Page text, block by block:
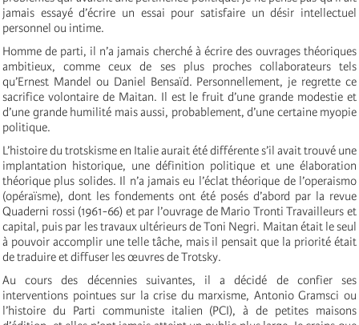
jamais essayé d’écrire un essai pour satisfaire un désir intellectuel
personnel ou intime.
Homme de parti, il n’a jamais cherché à écrire des ouvrages théoriques
ambitieux, comme ceux de ses plus proches collaborateurs tels
qu’Ernest Mandel ou Daniel Bensaïd. Personnellement, je regrette ce
sacrifice volontaire de Maitan. Il est le fruit d’une grande modestie et
d’une grande humilité mais aussi, probablement, d’une certaine myopie
politique.
L’histoire du trotskisme en Italie aurait été différente s’il avait trouvé une
implantation historique, une définition politique et une élaboration
théorique plus solides. Il n’a jamais eu l’éclat théorique de l’operaismo
(opéraïsme), dont les fondements ont été posés d’abord par la revue
Quaderni rossi (1961-66) et par l’ouvrage de Mario Tronti Travailleurs et
capital, puis par les travaux ultérieurs de Toni Negri. Maitan était le seul
à pouvoir accomplir une telle tâche, mais il pensait que la priorité était
de traduire et diffuser les œuvres de Trotsky.
Au cours des décennies suivantes, il a décidé de confier ses
interventions pointues sur la crise du marxisme, Antonio Gramsci ou
l’histoire du Parti communiste italien (PCI), à de petites maisons